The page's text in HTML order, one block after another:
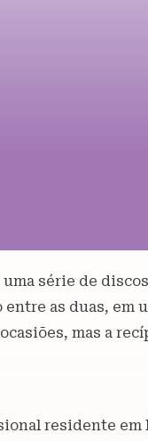
uma série de
as duas, em
mas a
residente